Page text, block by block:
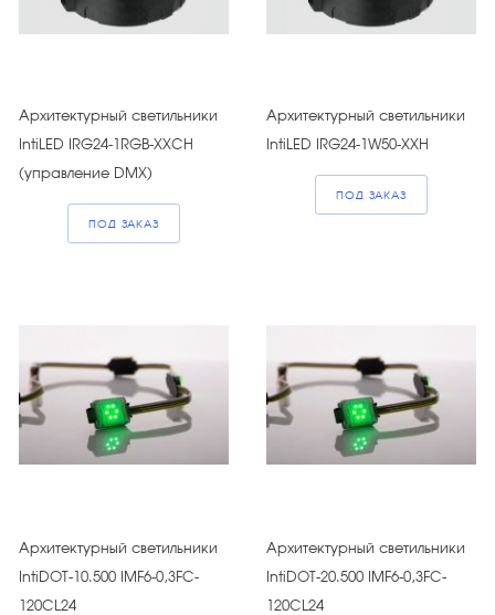
Архитектурный светильники
IntiLED IRG24-1RGB-XXCH
(управление DMX)
ПОД ЗАКАЗ
Архитектурный светильники
IntiLED IRG24-1W50-XXH
ПОД ЗАКАЗ
Архитектурный светильники
IntiDOT-10.500 IMF6-0,3FC-
120CL24
Архитектурный светильники
IntiDOT-20.500 IMF6-0,3FC-
120CL24